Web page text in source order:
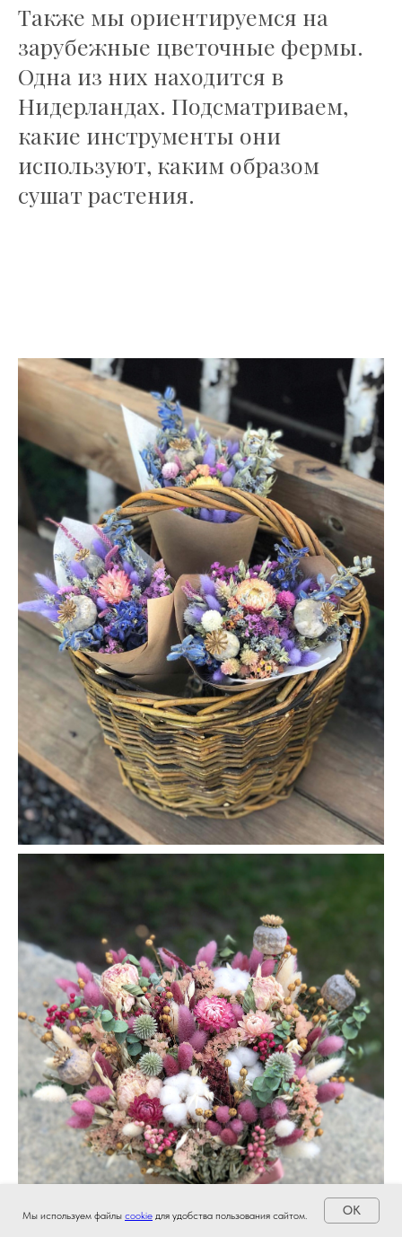
Мы используем файлы cookie для удобства пользования сайтом. OK
Также мы ориентируемся на
зарубежные цветочные фермы.
Одна из них находится в
Нидерландах. Подсматриваем,
какие инструменты они
используют, каким образом
сушат растения.